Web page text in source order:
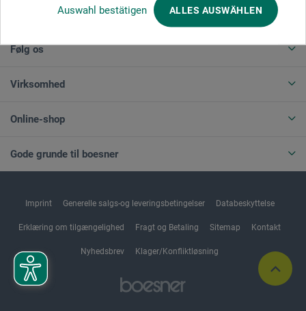
Auswahl bestätigen ALLES AUSWÄHLEN
ANNULLER BESTILLING
Følg os
Virksomhed
Online-shop
Gode grunde til boesner
Imprint Generelle salgs-og leveringsbetingelser Databeskyttelse
Erklæring om tilgængelighed Fragt og Betaling Sitemap Kontakt
Nyhedsbrev Klager/Konfliktløsning